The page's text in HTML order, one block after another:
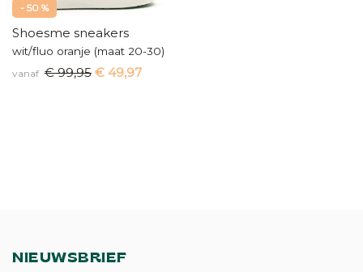
- 50 %
Shoesme sneakers
wit/fluo oranje (maat 20-30)
vanaf € 99,95 € 49,97
NIEUWSBRIEF